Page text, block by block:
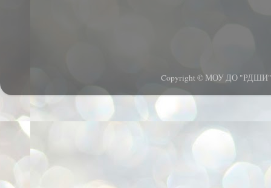
Copyright © МОУ ДО "РДШИ".